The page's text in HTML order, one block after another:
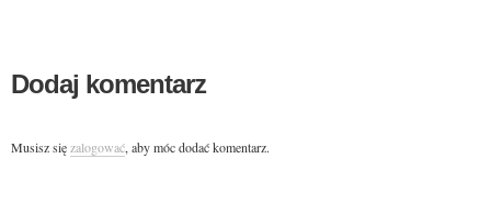
Dodaj komentarz
Musisz sięzalogować, aby móc dodać komentarz.